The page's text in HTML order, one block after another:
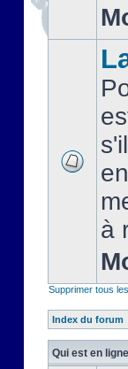
à
Supprimer tous
Index du forum
Qui est en